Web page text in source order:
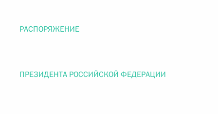
РАСПОРЯЖЕНИЕ
ПРЕЗИДЕНТА РОССИЙСКОЙ ФЕДЕРАЦИИ